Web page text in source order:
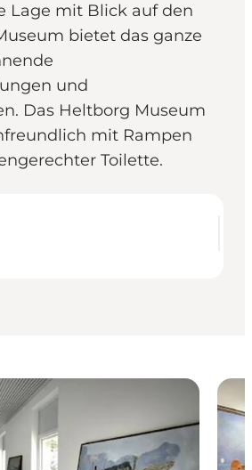
Lage mit Blick auf den
bietet das ganze
und
Das Heltborg Museum
mit Rampen
Toilette.